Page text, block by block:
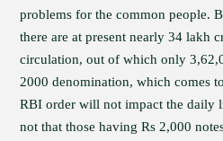
problems for the common people.
there are at present nearly 34 lakh
circulation, out of which only
2000 denomination, which comes
RBI order will not impact the daily
not that those having Rs 2,000